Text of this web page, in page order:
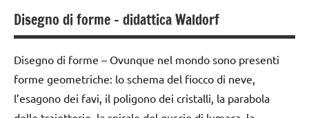
Natale
PEDAGOGIE
recite
Steiner
STAGIONI
ARGOMENTI
PER ETA'
classe
1a
classe
2a
Disegno di forme – didattica Waldorf
Disegno di forme – Ovunque nel mondo sono presenti
forme geometriche: lo schema del fiocco di neve,
l’esagono dei favi, il poligono dei cristalli, la parabola